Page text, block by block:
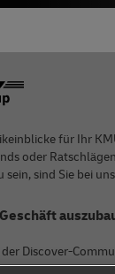
für Ihr
oder
sein, sind Sie bei
Discover-